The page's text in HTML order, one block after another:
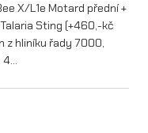
X/L1e Motard přední +
Talaria Sting (+460,-kč
z hliníku řady 7000,
4…